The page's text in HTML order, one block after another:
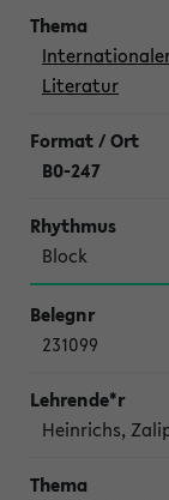
Literatur
B0-247
Block
231099
Heinrichs,